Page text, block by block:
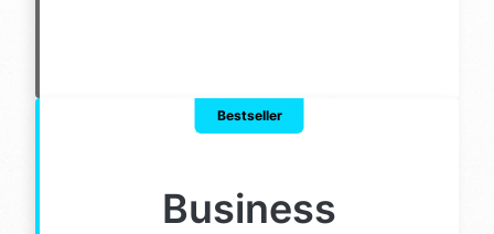
Schnelle Ladezeit
TYPO3 / WordPress / Statamic
Datenschutz & Recht
Bestseller
Business